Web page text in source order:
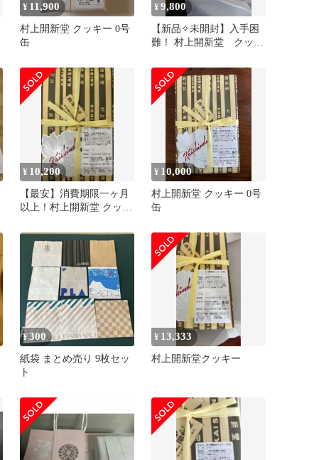
¥ 11,900
村上開新堂 クッキー 0号
缶
¥9,800
【新品✧未開封】入手困
難！ 村上開新堂 クッキ
¥ 10,200
【最安】消費期限一ヶ月
以上！村上開新堂 クッキ
¥ 10,000
村上開新堂 クッキー 0号
缶
¥300
紙袋 まとめ売り 9枚セッ
ト
¥ 13,333
村上開新堂クッキー